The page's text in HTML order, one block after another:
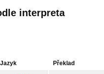
interpreta
Jazyk Překlad